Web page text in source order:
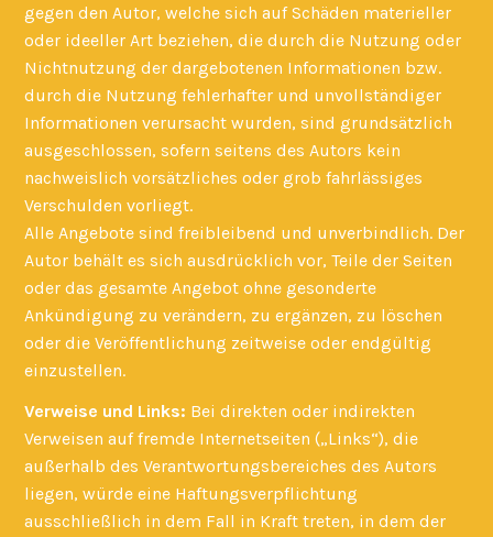
gegen den Autor, welche sich auf Schäden materieller
oder ideeller Art beziehen, die durch die Nutzung oder
Nichtnutzung der dargebotenen Informationen bzw.
durch die Nutzung fehlerhafter und unvollständiger
Informationen verursacht wurden, sind grundsätzlich
ausgeschlossen, sofern seitens des Autors kein
nachweislich vorsätzliches oder grob fahrlässiges
Verschulden vorliegt.
Alle Angebote sind freibleibend und unverbindlich. Der
Autor behält es sich ausdrücklich vor, Teile der Seiten
oder das gesamte Angebot ohne gesonderte
Ankündigung zu verändern, zu ergänzen, zu löschen
oder die Veröffentlichung zeitweise oder endgültig
einzustellen.
Verweise und Links: Bei direkten oder indirekten
Verweisen auf fremde Internetseiten („Links“), die
außerhalb des Verantwortungsbereiches des Autors
liegen, würde eine Haftungsverpflichtung
ausschließlich in dem Fall in Kraft treten, in dem der